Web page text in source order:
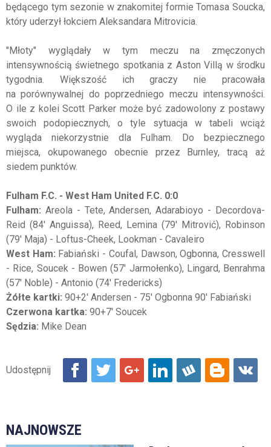
będącego tym sezonie w znakomitej formie Tomasa Soucka,
który uderzył łokciem Aleksandara Mitrovicia.
"Młoty" wyglądały w tym meczu na zmęczonych
intensywnością świetnego spotkania z Aston Villą w środku
tygodnia. Większość ich graczy nie pracowała
na porównywalnej do poprzedniego meczu intensywności.
O ile z kolei Scott Parker może być zadowolony z postawy
swoich podopiecznych, o tyle sytuacja w tabeli wciąż
wygląda niekorzystnie dla Fulham. Do bezpiecznego
miejsca, okupowanego obecnie przez Burnley, tracą aż
siedem punktów.
Fulham F.C. - West Ham United F.C. 0:0
Fulham: Areola - Tete, Andersen, Adarabioyo - Decordova-
Reid (84' Anguissa), Reed, Lemina (79' Mitrović), Robinson
(79' Maja) - Loftus-Cheek, Lookman - Cavaleiro
West Ham: Fabiański - Coufal, Dawson, Ogbonna, Cresswell
- Rice, Soucek - Bowen (57' Jarmołenko), Lingard, Benrahma
(57' Noble) - Antonio (74' Fredericks)
Żółte kartki: 90+2' Andersen - 75' Ogbonna 90' Fabiański
Czerwona kartka: 90+7' Soucek
Sędzia: Mike Dean
NAJNOWSZE